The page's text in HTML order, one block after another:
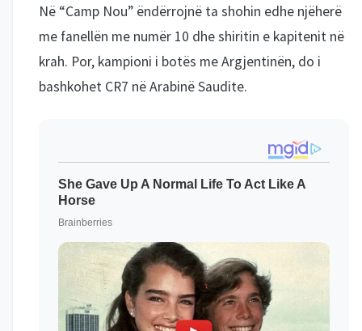
Në “Camp Nou” ëndërrojnë ta shohin edhe njëherë
me fanellën me numër 10 dhe shiritin e kapitenit në
krah. Por, kampioni i botës me Argjentinën, do i
bashkohet CR7 në Arabinë Saudite.